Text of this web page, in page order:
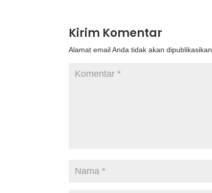
Kirim Komentar
Alamat email Anda tidak akan dipublikasikan.